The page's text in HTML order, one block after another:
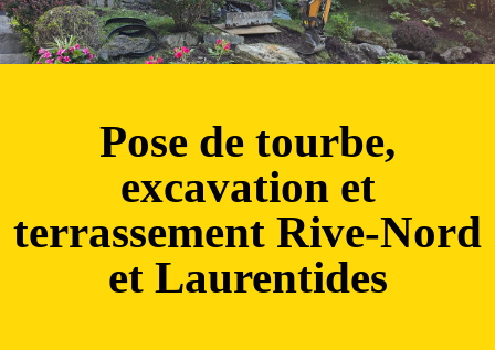
Pose de tourbe,
excavation et
terrassement Rive-Nord
et Laurentides